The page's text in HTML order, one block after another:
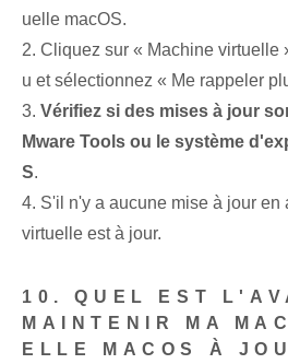
uelle macOS.
2. Cliquez sur « Machine virtuelle
u et sélectionnez « Me rappeler
3. Vérifiez si des mises à jour
Mware Tools ou le système
S.
4. S'il n'y a aucune mise à jour en
virtuelle est à jour.
10. QUEL EST
MAINTENIR MA
ELLE MACOS À